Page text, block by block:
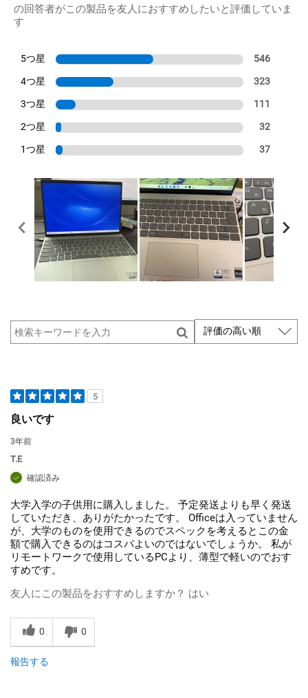
の回答者がこの製品を友人におすすめしたいと評価していま
す
5つ星 546
4つ星 323
3つ星 111
2つ星 32
1つ星 37
5
良いです
3年前
T.E
確認済み
大学入学の子供用に購入しました。 予定発送よりも早く発送
していただき、ありがたかったです。 Officeは入っていません
が、大学のものを使用できるのでスペックを考えるとこの金
額で購入できるのはコスパよいのではないでしょうか。 私が
リモートワークで使用しているPCより、薄型で軽いのでおす
すめです。
友人にこの製品をおすすめしますか？ はい
0 0
報告する